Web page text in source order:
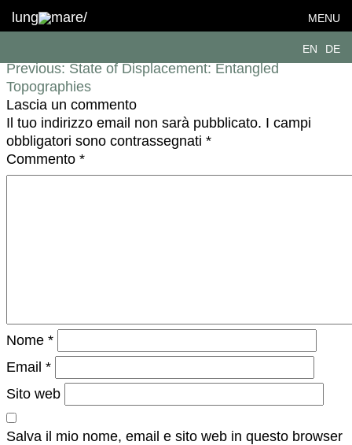
lung mare/ MENU
EN DE
IMG_7133
Previous: State of Displacement: Entangled
Topographies
Lascia un commento
Il tuo indirizzo email non sarà pubblicato. I campi
obbligatori sono contrassegnati *
Commento *
Nome *
Email *
Sito web
Salva il mio nome, email e sito web in questo browser